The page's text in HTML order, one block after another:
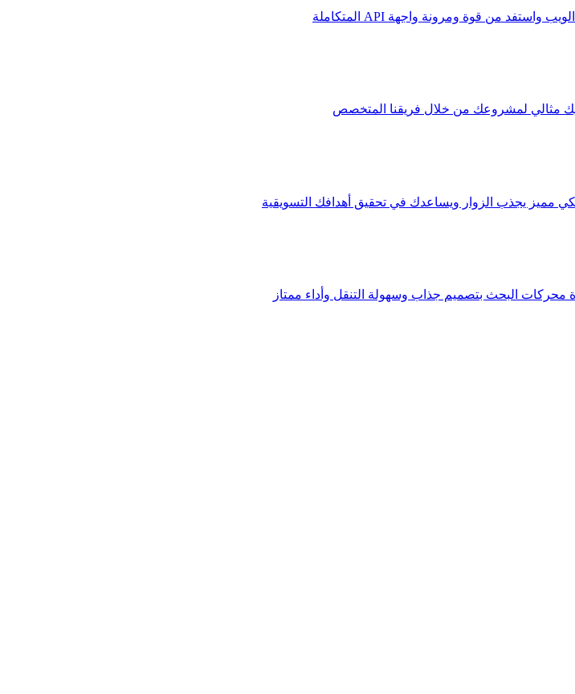
مثالي لمشروعك من خلال فريقنا المتخصص
مميز يجذب الزوار ويساعدك في تحقيق أهدافك التسويقية
البحث بتصميم جذاب وسهولة التنقل وأداء ممتاز